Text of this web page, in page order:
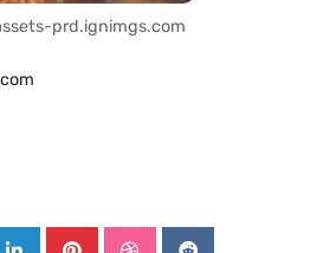
prd.ignimgs.com